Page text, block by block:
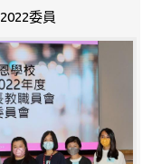
委員